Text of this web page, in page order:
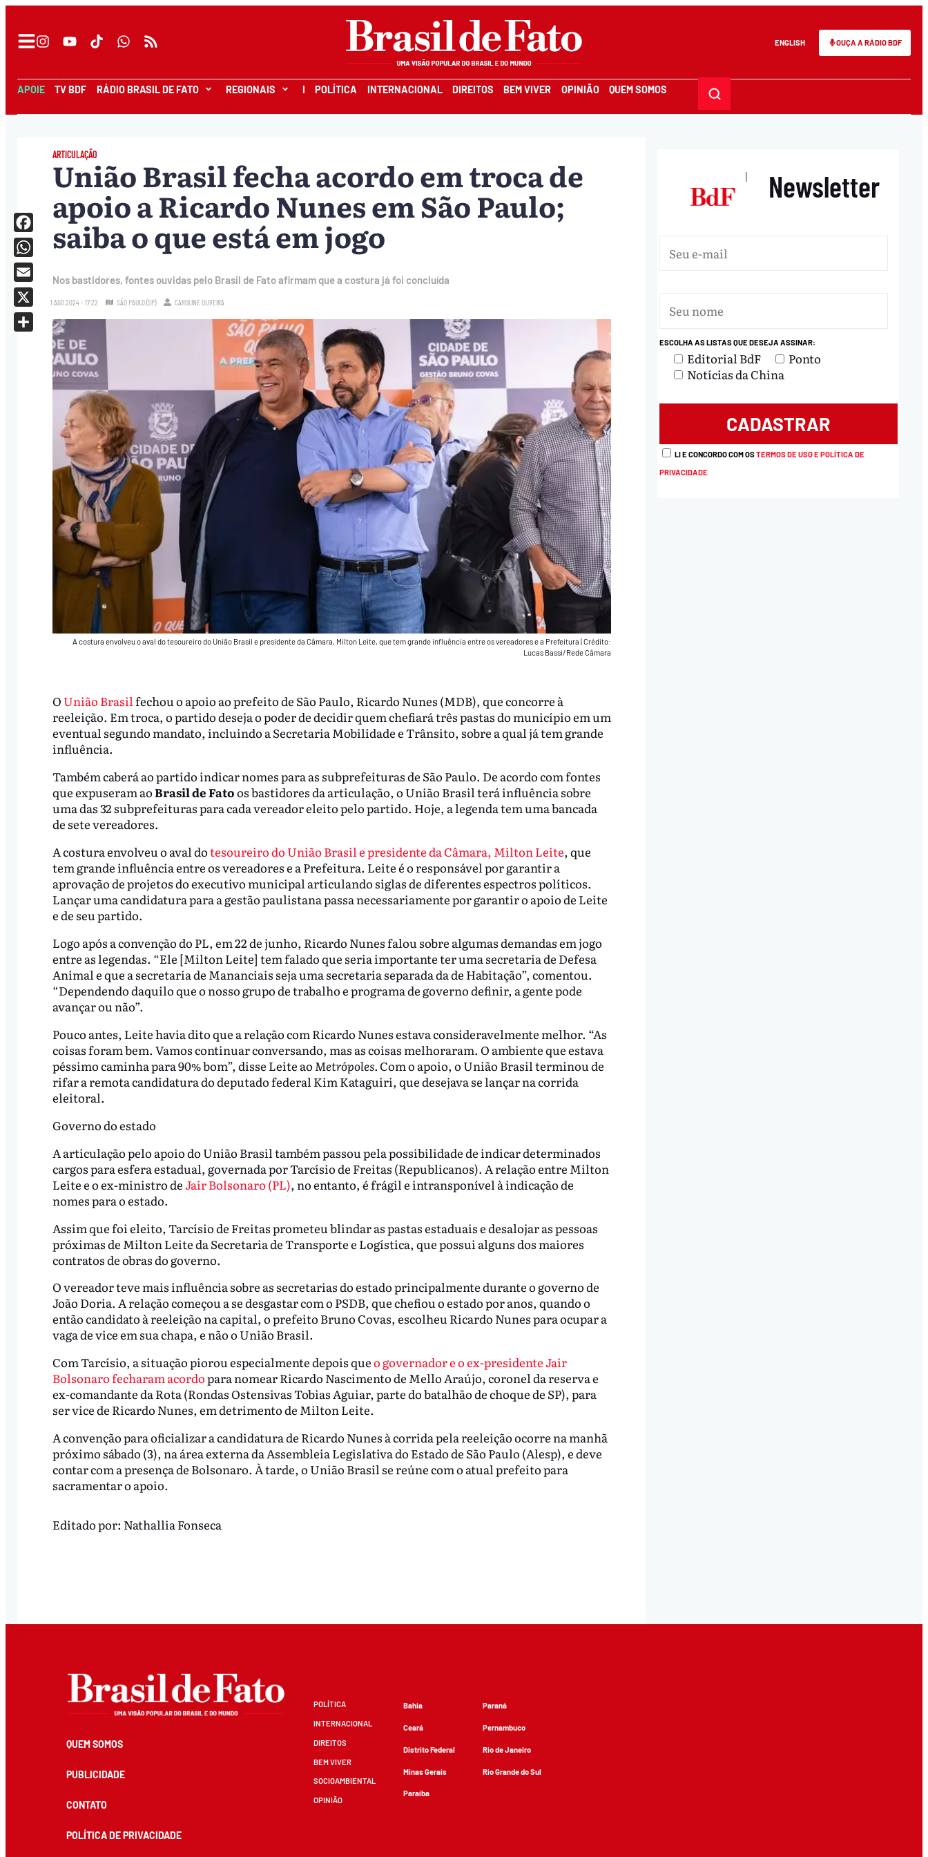
ENGLISH OUÇA A RÁDIO BDF
APOIE TV BDF RÁDIO BRASIL DE FATO REGIONAIS I POLÍTICA INTERNACIONAL DIREITOS BEM VIVER OPINIÃO QUEM SOMOS
ARTICULAÇÃO
União Brasil fecha acordo em troca de
apoio a Ricardo Nunes em São Paulo;
saiba o que está em jogo
Nos bastidores, fontes ouvidas pelo Brasil de Fato afirmam que a costura já foi concluída
1.AGO.2024 - 17:22 SÃO PAULO (SP) CAROLINE OLIVEIRA
A costura envolveu o aval do tesoureiro do União Brasil e presidente da Câmara, Milton Leite, que tem grande influência entre os vereadores e a Prefeitura |Crédito:
Lucas Bassi/Rede Câmara
OUnião Brasilfechou o apoio ao prefeito de São Paulo, Ricardo Nunes (MDB), que concorre à
reeleição. Em troca, o partido deseja o poder de decidir quem chefiará três pastas do município em um
eventual segundo mandato, incluindo a Secretaria Mobilidade e Trânsito, sobre a qual já tem grande
influência.
Também caberá ao partido indicar nomes para as subprefeituras de São Paulo. De acordo com fontes
que expuseram aoBrasil de Fatoos bastidores da articulação, o União Brasil terá influência sobre
uma das 32 subprefeituras para cada vereador eleito pelo partido. Hoje, a legenda tem uma bancada
de sete vereadores.
A costura envolveu o aval dotesoureiro do União Brasil e presidente da Câmara, Milton Leite, que
tem grande influência entre os vereadores e a Prefeitura. Leite é o responsável por garantir a
aprovação de projetos do executivo municipal articulando siglas de diferentes espectros políticos.
Lançar uma candidatura para a gestão paulistana passa necessariamente por garantir o apoio de Leite
e de seu partido.
Logo após a convenção do PL, em 22 de junho, Ricardo Nunes falou sobre algumas demandas em jogo
entre as legendas. “Ele [Milton Leite] tem falado que seria importante ter uma secretaria de Defesa
Animal e que a secretaria de Mananciais seja uma secretaria separada da de Habitação”, comentou.
“Dependendo daquilo que o nosso grupo de trabalho e programa de governo definir, a gente pode
avançar ou não”.
Pouco antes, Leite havia dito que a relação com Ricardo Nunes estava consideravelmente melhor. “As
coisas foram bem. Vamos continuar conversando, mas as coisas melhoraram. O ambiente que estava
péssimo caminha para 90% bom”, disse Leite ao Metrópoles.Com o apoio, o União Brasil terminou de
rifar a remota candidatura do deputado federal Kim Kataguiri, que desejava se lançar na corrida
eleitoral.
Governo do estado
A articulação pelo apoio do União Brasil também passou pela possibilidade de indicar determinados
cargos para esfera estadual, governada por Tarcísio de Freitas (Republicanos). A relação entre Milton
Leite e o ex-ministro deJair Bolsonaro (PL), no entanto, é frágil e intransponível à indicação de
nomes para o estado.
Assim que foi eleito, Tarcísio de Freitas prometeu blindar as pastas estaduais e desalojar as pessoas
próximas de Milton Leite da Secretaria de Transporte e Logística, que possui alguns dos maiores
contratos de obras do governo.
O vereador teve mais influência sobre as secretarias do estado principalmente durante o governo de
João Doria. A relação começou a se desgastar com o PSDB, que chefiou o estado por anos, quando o
então candidato à reeleição na capital, o prefeito Bruno Covas, escolheu Ricardo Nunes para ocupar a
vaga de vice em sua chapa, e não o União Brasil.
Com Tarcísio, a situação piorou especialmente depois queo governador e o ex-presidente Jair
Bolsonaro fecharam acordopara nomear Ricardo Nascimento de Mello Araújo, coronel da reserva e
ex-comandante da Rota (Rondas Ostensivas Tobias Aguiar, parte do batalhão de choque de SP), para
ser vice de Ricardo Nunes, em detrimento de Milton Leite.
A convenção para oficializar a candidatura de Ricardo Nunes à corrida pela reeleição ocorre na manhã
próximo sábado (3), na área externa da Assembleia Legislativa do Estado de São Paulo (Alesp), e deve
contar com a presença de Bolsonaro. À tarde, o União Brasil se reúne com o atual prefeito para
sacramentar o apoio.
Facebook
WhatsApp
Email
X
Editado por: Nathallia Fonseca
| Newsletter
ESCOLHA AS LISTAS QUE DESEJA ASSINAR:
Editorial BdF
Ponto
Notícias da China
LI E CONCORDO COM OSTERMOS DE USO E POLÍTICA DE
PRIVACIDADE
QUEM SOMOS
PUBLICIDADE
CONTATO
POLÍTICA DE PRIVACIDADE
POLÍTICA
INTERNACIONAL
DIREITOS
BEM VIVER
SOCIOAMBIENTAL
OPINIÃO
Bahia
Ceará
Distrito Federal
Minas Gerais
Paraíba
Paraná
Pernambuco
Rio de Janeiro
Rio Grande do Sul